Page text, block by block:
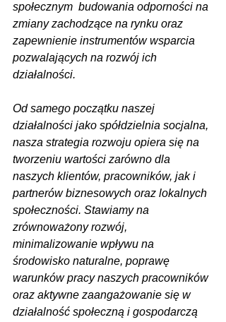
społecznym  budowania odporności na
zmiany zachodzące na rynku oraz
zapewnienie instrumentów wsparcia
pozwalających na rozwój ich
działalności.
Od samego początku naszej
działalności jako spółdzielnia socjalna,
nasza strategia rozwoju opiera się na
tworzeniu wartości zarówno dla
naszych klientów, pracowników, jak i
partnerów biznesowych oraz lokalnych
społeczności. Stawiamy na
zrównoważony rozwój,
minimalizowanie wpływu na
środowisko naturalne, poprawę
warunków pracy naszych pracowników
oraz aktywne zaangażowanie się w
działalność społeczną i gospodarczą